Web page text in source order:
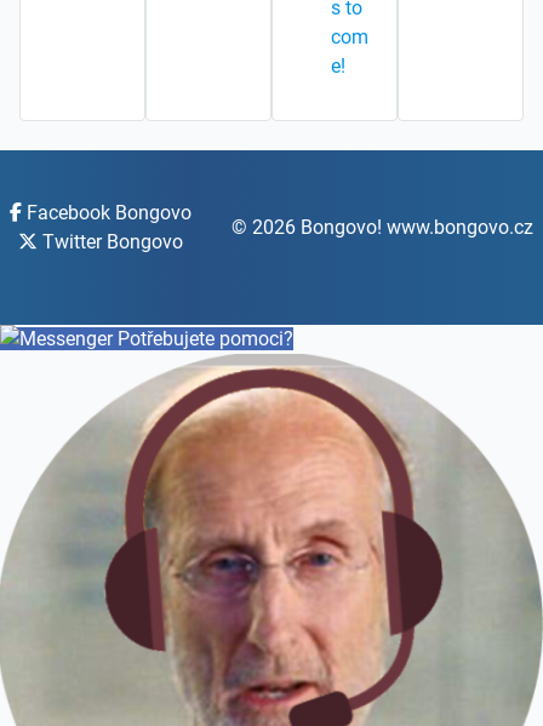
s to
com
e!
Facebook Bongovo
Twitter Bongovo
© 2026 Bongovo! www.bongovo.cz
Potřebujete pomoci?